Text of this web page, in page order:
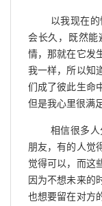
以我现在
会长久，既然能
情，那就在它发
我一样，所以知
们成了彼此生命
但是我心里很满
相信很多
朋友，有的人觉
觉得可以，而这
因为不想未来的
也想要留在对方